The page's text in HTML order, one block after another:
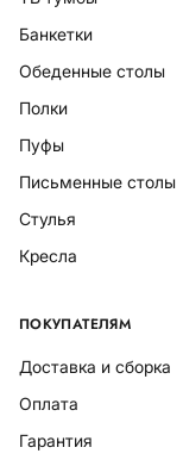
Банкетки
Обеденные столы
Полки
Пуфы
Письменные столы
Стулья
Кресла
ПОКУПАТЕЛЯМ
Доставка и сборка
Оплата
Гарантия